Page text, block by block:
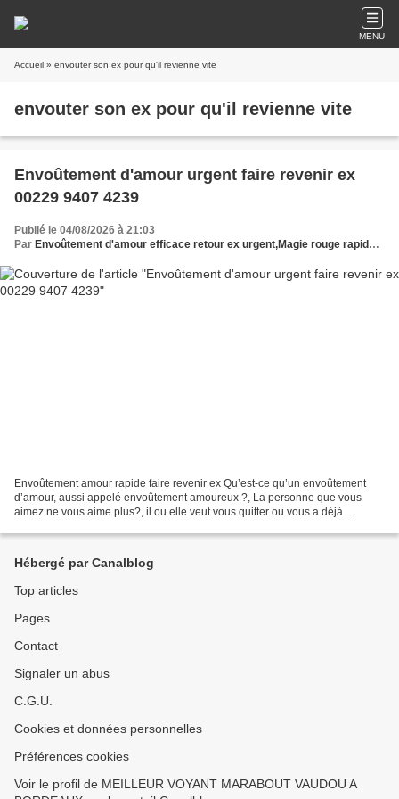
MENU
Accueil » envouter son ex pour qu'il revienne vite
envouter son ex pour qu'il revienne vite
Envoûtement d'amour urgent faire revenir ex
00229 9407 4239
Publié le 04/08/2026 à 21:03
Par Envoûtement d'amour efficace retour ex urgent,Magie rouge rapide faire revenir son ex,Envoûtement amour immédiat retour ex,
Envoûtement amour rapide faire revenir ex Qu’est-ce qu’un envoûtement
d’amour, aussi appelé envoûtement amoureux ?, La personne que vous
aimez ne vous aime plus?, il ou elle veut vous quitter ou vous a déjà
Hébergé par Canalblog
Top articles
Pages
Contact
Signaler un abus
C.G.U.
Cookies et données personnelles
Préférences cookies
Voir le profil de MEILLEUR VOYANT MARABOUT VAUDOU A